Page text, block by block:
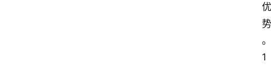
优
势
。
1